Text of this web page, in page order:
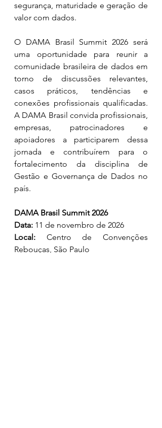
segurança, maturidade e geração de
valor com dados.
O DAMA Brasil Summit 2026 será
uma oportunidade para reunir a
comunidade brasileira de dados em
torno de discussões relevantes,
casos práticos, tendências e
conexões profissionais qualificadas.
A DAMA Brasil convida profissionais,
empresas, patrocinadores e
apoiadores a participarem dessa
jornada e contribuírem para o
fortalecimento da disciplina de
Gestão e Governança de Dados no
país.
DAMA Brasil Summit 2026
Data: 11 de novembro de 2026
Local: Centro de Convenções
Rebouças, São Paulo